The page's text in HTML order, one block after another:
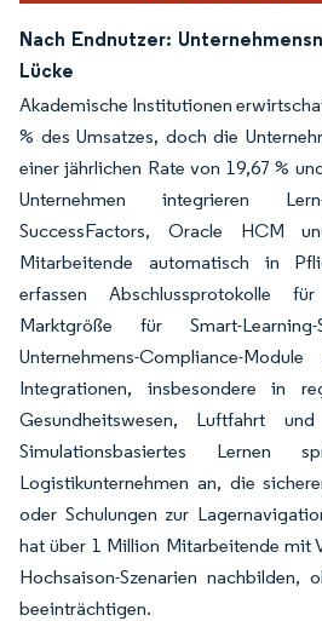
Nach Endnutzer:
Lücke
Akademische Institutionen
% des Umsatzes, doch die
einer jährlichen Rate von 19,67 %
Unternehmen integrieren
SuccessFactors, Oracle HCM
Mitarbeitende automatisch in
erfassen Abschlussprotokolle
Marktgröße für Smart-
Unternehmens-Compliance-
Integrationen, insbesondere in
Gesundheitswesen, Luftfahrt und
Simulationsbasiertes Lernen
Logistikunternehmen an, die
oder Schulungen zur
hat über 1 Million Mitarbeitende mit
Hochsaison-Szenarien nachbilden,
beeinträchtigen.